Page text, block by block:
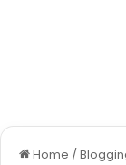
Home /